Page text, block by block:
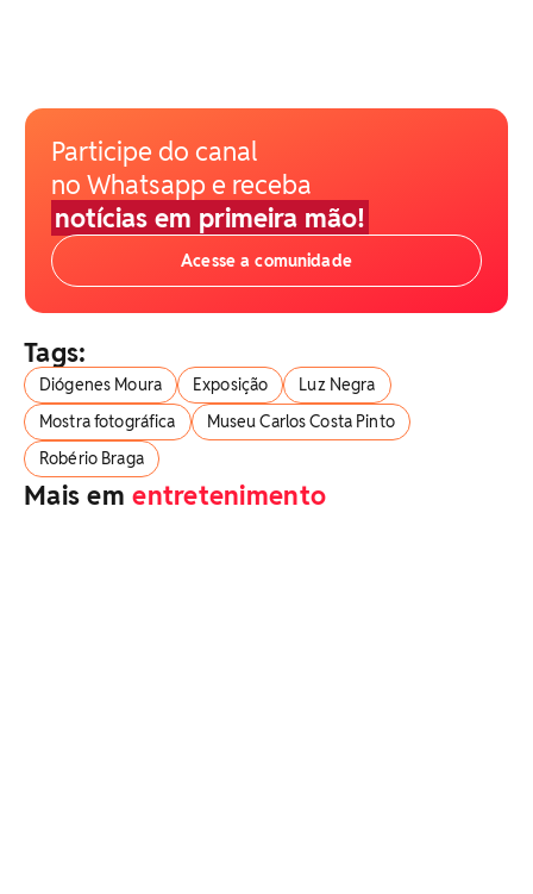
Participe do canal
no Whatsapp e receba
notícias em primeira mão!
Acesse a comunidade
Tags:
Diógenes Moura Exposição
Luz Negra
Mostra fotográfica
Museu Carlos Costa Pinto
Robério Braga
Mais ementretenimento